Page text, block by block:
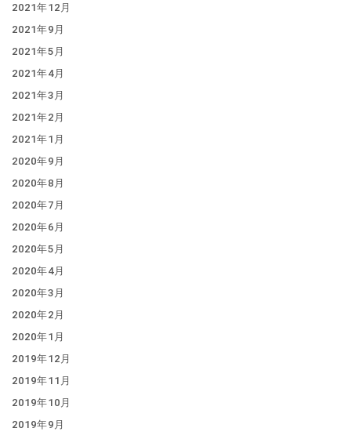
2021年12月
2021年9月
2021年5月
2021年4月
2021年3月
2021年2月
2021年1月
2020年9月
2020年8月
2020年7月
2020年6月
2020年5月
2020年4月
2020年3月
2020年2月
2020年1月
2019年12月
2019年11月
2019年10月
2019年9月